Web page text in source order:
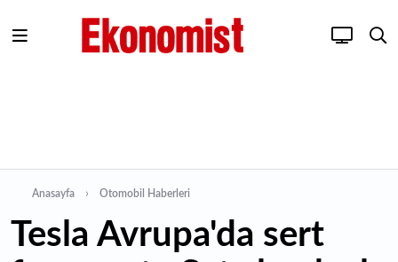
Anasayfa Otomobil Haberleri
Tesla Avrupa'da sert